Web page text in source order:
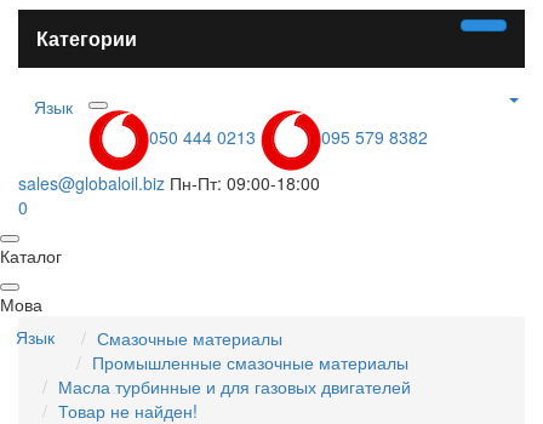
Категории
Язык
050 444 0213
095 579 8382
sales@globaloil.biz Пн-Пт: 09:00-18:00
0
Каталог
Мова
Язык
Смазочные материалы
Промышленные смазочные материалы
Масла турбинные и для газовых двигателей
Товар не найден!